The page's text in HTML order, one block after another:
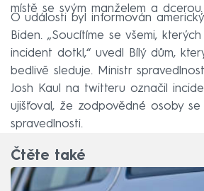
místě se svým manželem a dcerou.
O události byl informován
Biden. „Soucítíme se všemi,
incident dotkl,“ uvedl Bílý dům,
bedlivě sleduje. Ministr
Josh Kaul na twitteru označil
ujišťoval, že zodpovědné osoby se
spravedlnosti.
Čtěte také